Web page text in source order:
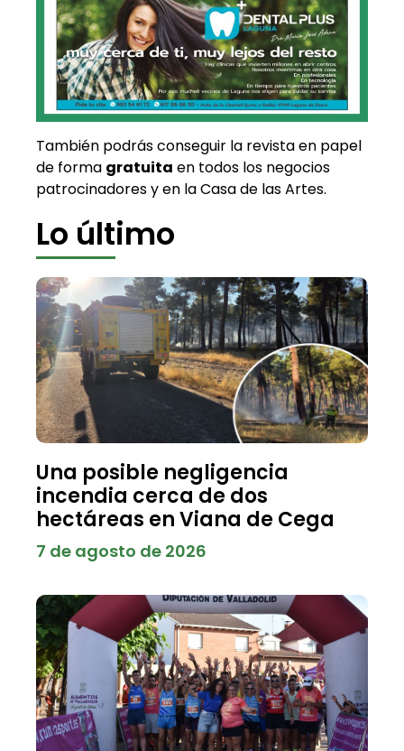
También podrás conseguir la revista en papel
de forma gratuita en todos los negocios
patrocinadores y en la Casa de las Artes.
Lo último
Una posible negligencia
incendia cerca de dos
hectáreas en Viana de Cega
7 de agosto de 2026